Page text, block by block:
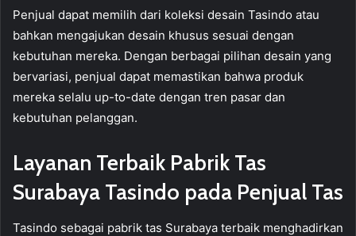
Penjual dapat memilih dari koleksi desain Tasindo atau
bahkan mengajukan desain khusus sesuai dengan
kebutuhan mereka. Dengan berbagai pilihan desain yang
bervariasi, penjual dapat memastikan bahwa produk
mereka selalu up-to-date dengan tren pasar dan
kebutuhan pelanggan.
Layanan Terbaik Pabrik Tas
Surabaya Tasindo pada Penjual Tas
Tasindo sebagai pabrik tas Surabaya terbaik menghadirkan